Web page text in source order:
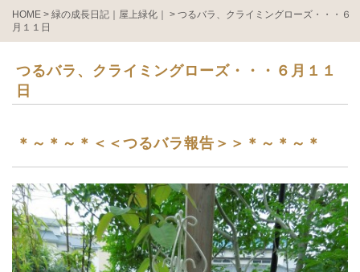
HOME > 緑の成長日記｜屋上緑化｜ > つるバラ、クライミングローズ・・・６
月１１日
つるバラ、クライミングローズ・・・６月１１
日
＊～＊～＊＜＜つるバラ報告＞＞＊～＊～＊